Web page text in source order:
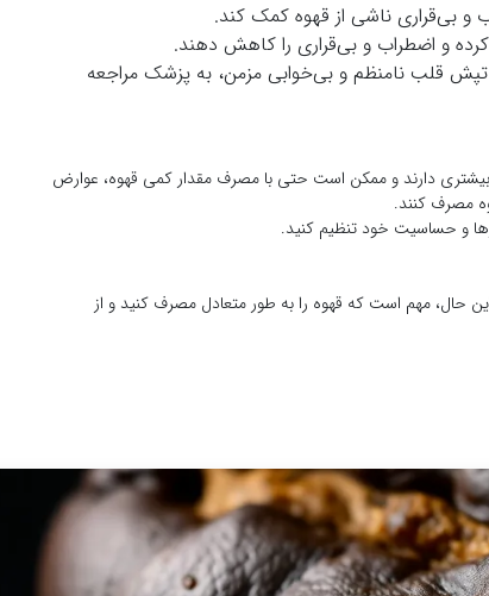
و بی‌قراری ناشی از قهوه کمک کند.
و اضطراب و بی‌قراری را کاهش دهند.
قلب نامنظم و بی‌خوابی مزمن، به پزشک مراجعه
بیشتری دارند و ممکن است حتی با مصرف مقدار کمی قهوه، عوارض
مصرف کنند.
و حساسیت خود تنظیم کنید.
حال، مهم است که قهوه را به طور متعادل مصرف کنید و از